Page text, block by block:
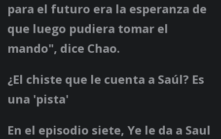
para el futuro era la esperanza de
que luego pudiera tomar el
mando", dice Chao.
¿El chiste que le cuenta a Saúl? Es
una 'pista'
En el episodio siete, Ye le da a Saul